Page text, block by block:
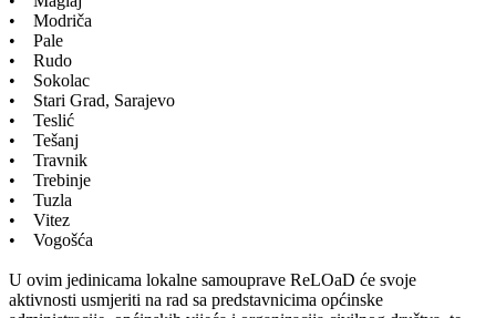
• Modriča
• Pale
• Rudo
• Sokolac
• Stari Grad, Sarajevo
• Teslić
• Tešanj
• Travnik
• Trebinje
• Tuzla
• Vitez
• Vogošća
U ovim jedinicama lokalne samouprave ReLOaD će svoje
aktivnosti usmjeriti na rad sa predstavnicima općinske